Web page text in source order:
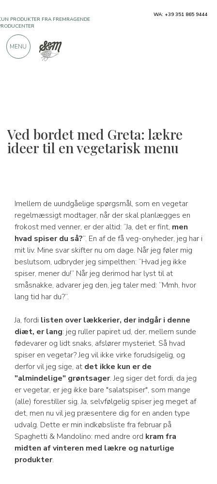
Ved bordet med Greta: lækre
ideer til en vegetarisk menu
Imellem de uundgåelige spørgsmål, som en vegetar
regelmæssigt modtager, når der skal planlægges en
frokost med venner, er der altid: “Ja, det er fint, men
hvad spiser du så?”. En af de få veg-onyheder, jeg har i
mit liv. Mine svar skifter nu om dage. Når jeg føler mig
beslutsom, udbryder jeg simpelthen: “Hvad jeg ikke
spiser, mener du!” Når jeg derimod har lyst til at
småsnakke, advarer jeg den, jeg taler med: “Mmh, hvor
lang tid har du?”.
Ja, fordi listen over lækkerier, der indgår i denne
diæt, er lang: jeg ruller papiret ud, der, mellem sunde
fødevarer og lidt snaks, afslører mysteriet. Så hvad
spiser en vegetar? Jeg vil ikke virke forudsigelig, og
derfor vil jeg sige, at det ikke kun er de
"almindelige" grøntsager. Jeg siger det fordi, da jeg
er vegetar, er jeg ikke bare "salatspiser", som mange
(alle) forestiller sig. Ja, selvfølgelig spiser jeg meget af
det, men nu vil jeg præsentere dig for en anden type
udvalg. Dette er min indkøbsliste fra februar på
Spaghetti & Mandolino: med andre ord kram fra
midten af vinteren med lækre og naturlige
produkter.
900 POSITIVE ANMELDELSER
WA: +39 351 865 9444
MENU